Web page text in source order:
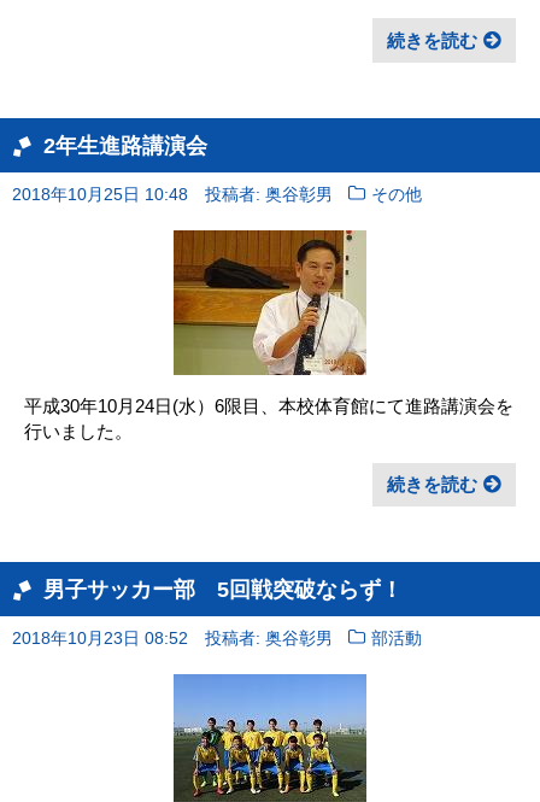
続きを読む
2年生進路講演会
2018年10月25日 10:48 投稿者: 奥谷彰男 その他
平成30年10月24日(水）6限目、本校体育館にて進路講演会を
行いました。
続きを読む
男子サッカー部 5回戦突破ならず！
2018年10月23日 08:52 投稿者: 奥谷彰男 部活動